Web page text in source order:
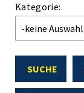
Kategorie:
SUCHE